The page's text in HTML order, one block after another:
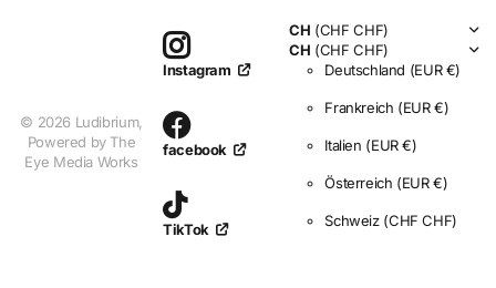
© 2026 Ludibrium,
Powered by The
Eye Media Works
Instagram
facebook
TikTok
CH (CHF CHF)
CH (CHF CHF)
Deutschland (EUR €)
Frankreich (EUR €)
Italien (EUR €)
Österreich (EUR €)
Schweiz (CHF CHF)